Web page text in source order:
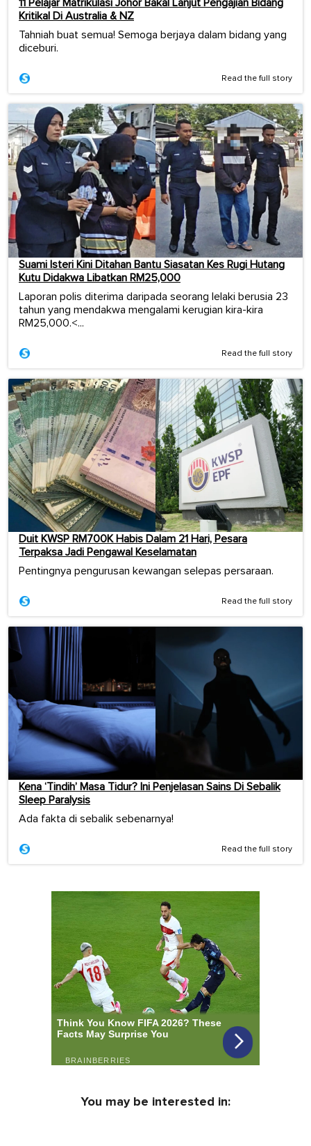
11 Pelajar Matrikulasi Johor Bakal Lanjut Pengajian Bidang
Kritikal Di Australia & NZ
Tahniah buat semua! Semoga berjaya dalam bidang yang
diceburi.
Read the full story
Suami Isteri Kini Ditahan Bantu Siasatan Kes Rugi Hutang
Kutu Didakwa Libatkan RM25,000
Laporan polis diterima daripada seorang lelaki berusia 23
tahun yang mendakwa mengalami kerugian kira-kira
RM25,000.<...
Read the full story
Duit KWSP RM700K Habis Dalam 21 Hari, Pesara
Terpaksa Jadi Pengawal Keselamatan
Pentingnya pengurusan kewangan selepas persaraan.
Read the full story
Kena ‘Tindih’ Masa Tidur? Ini Penjelasan Sains Di Sebalik
Sleep Paralysis
Ada fakta di sebalik sebenarnya!
Read the full story
You may be interested in: